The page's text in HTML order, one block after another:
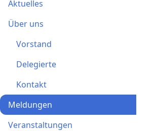
Aktuelles
Über uns
Vorstand
Delegierte
Kontakt
Meldungen
Veranstaltungen